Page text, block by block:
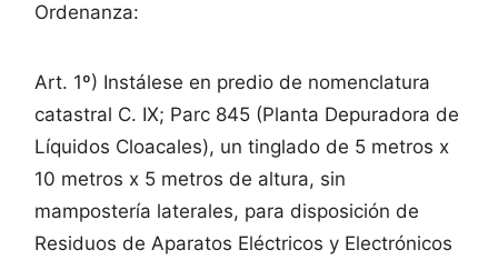
Ordenanza:
Art. 1º) Instálese en predio de nomenclatura
catastral C. IX; Parc 845 (Planta Depuradora de
Líquidos Cloacales), un tinglado de 5 metros x
10 metros x 5 metros de altura, sin
mampostería laterales, para disposición de
Residuos de Aparatos Eléctricos y Electrónicos